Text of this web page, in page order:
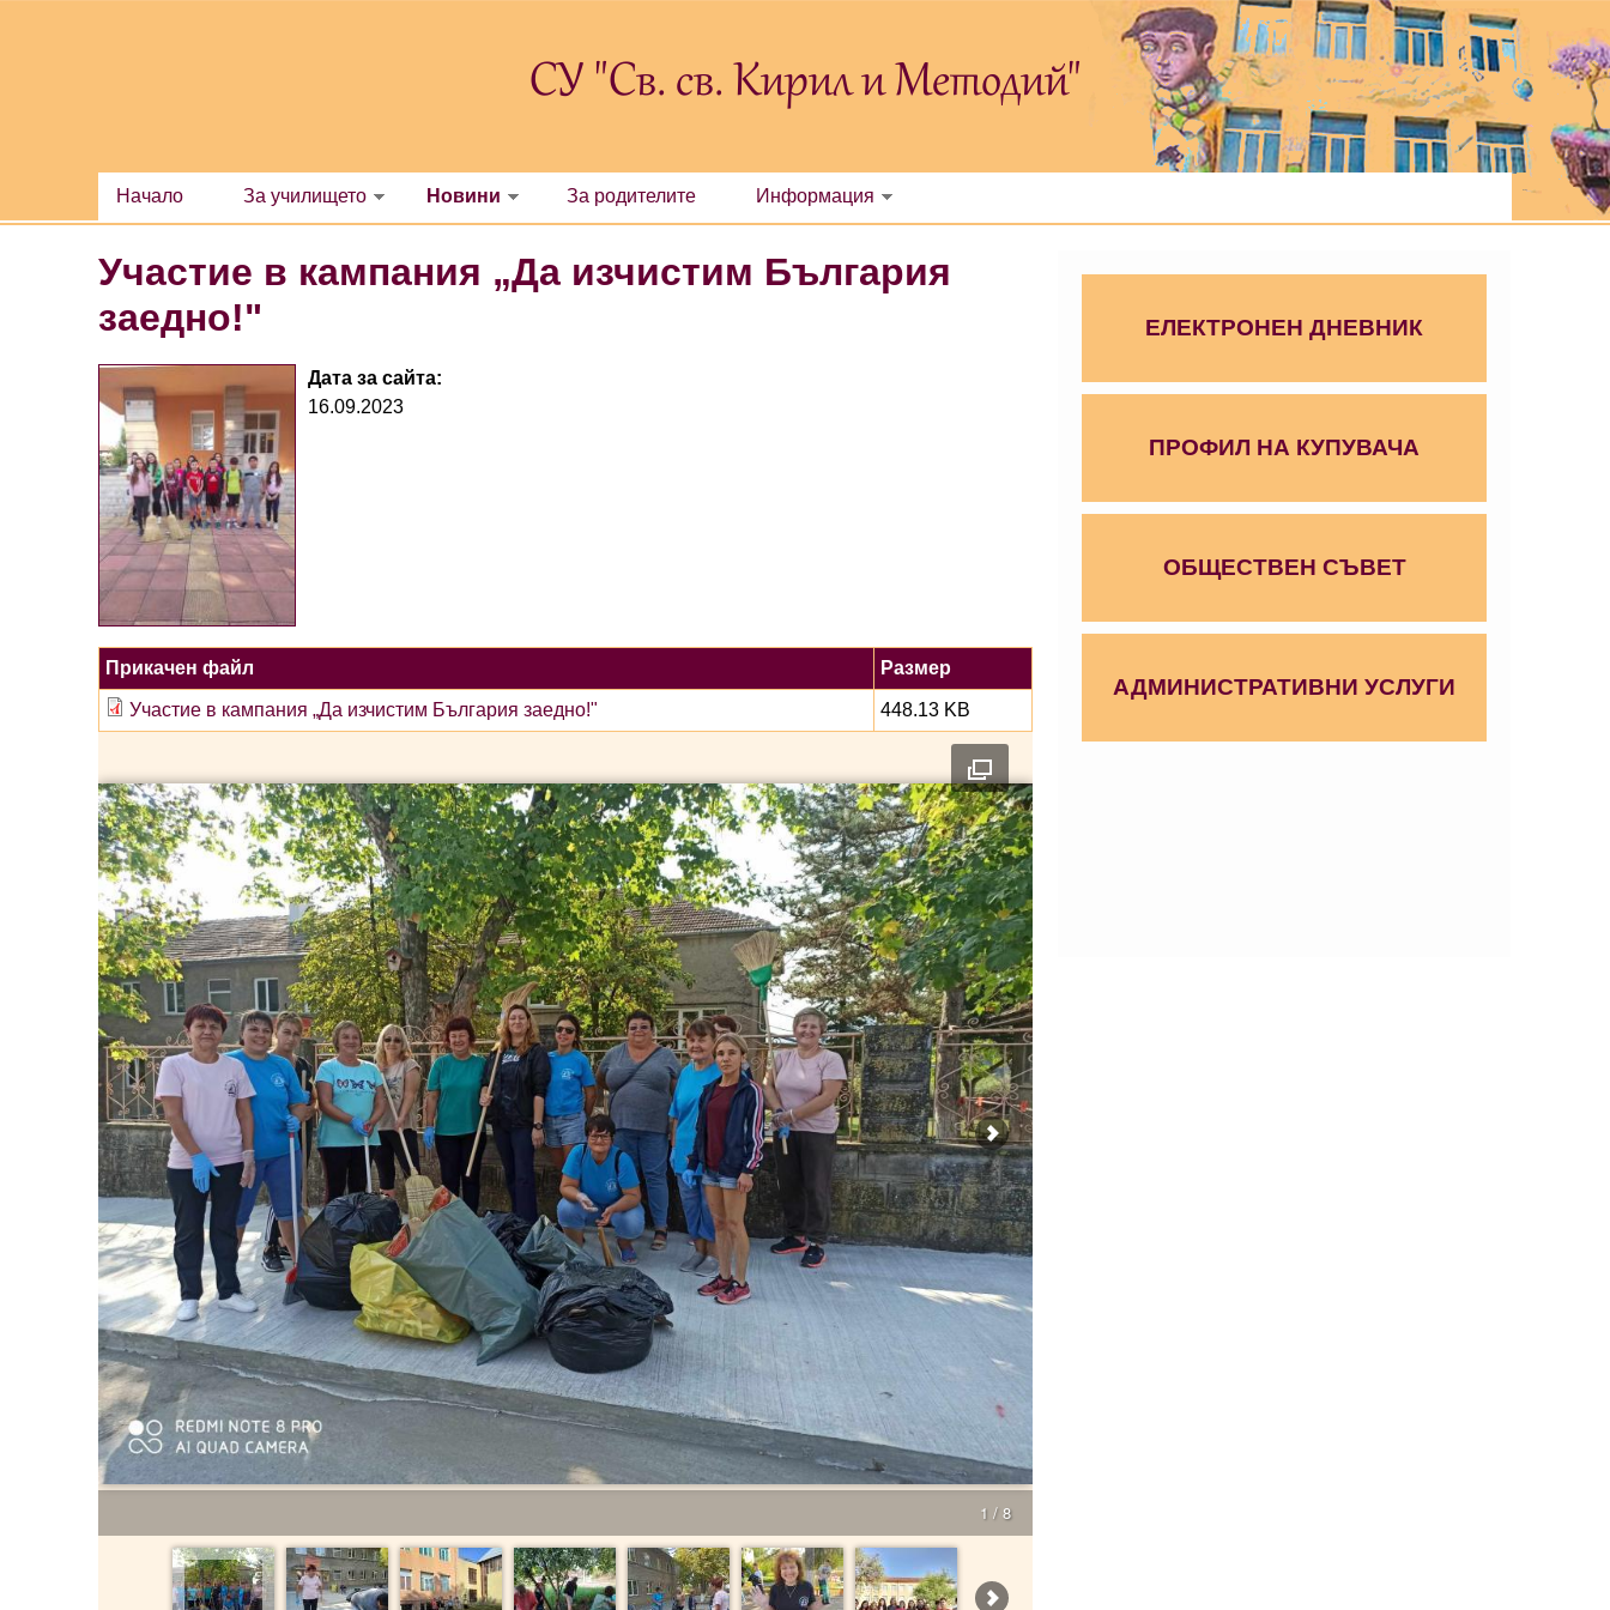
СУ "Св. св. Кирил и Методий"
Начало За училището Новини За родителите Информация
Участие в кампания „Да изчистим България
заедно!"
Дата за сайта:
16.09.2023
Прикачен файл Размер
Участие в кампания „Да изчистим България заедно!" 448.13 KB
1 / 8
ЕЛЕКТРОНЕН ДНЕВНИК
ПРОФИЛ НА КУПУВАЧА
ОБЩЕСТВЕН СЪВЕТ
АДМИНИСТРАТИВНИ УСЛУГИ